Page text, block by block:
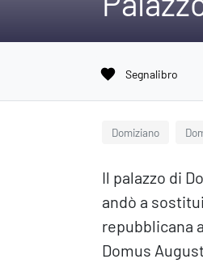
favorite Segnalibro
Domiziano
Il palazzo di
andò a
repubblicana
Domus